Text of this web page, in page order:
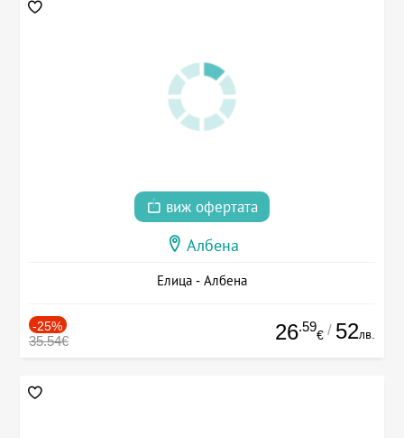
виж офертата
Албена
Елица - Албена
-25%
35.54€ 26.59
€ / 52лв.